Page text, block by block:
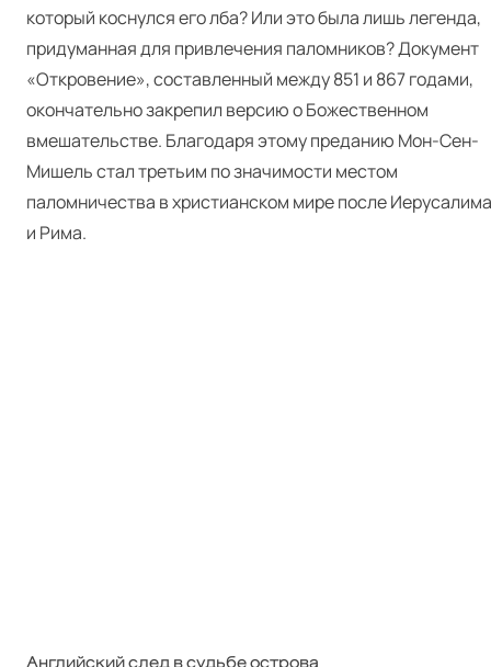
который коснулся его лба? Или это была лишь легенда,
придуманная для привлечения паломников? Документ
«Откровение», составленный между 851 и 867 годами,
окончательно закрепил версию о Божественном
вмешательстве. Благодаря этому преданию Мон-Сен-
Мишель стал третьим по значимости местом
паломничества в христианском мире после Иерусалима
и Рима.
Английский след в судьбе острова